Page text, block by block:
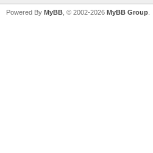
Powered By MyBB , © 2002-2026 MyBB Group